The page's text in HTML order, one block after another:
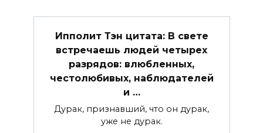
Ипполит Тэн цитата: В свете
встречаешь людей четырех
разрядов: влюбленных,
честолюбивых, наблюдателей
и …
Дурак, признавший, что он дурак,
уже не дурак.